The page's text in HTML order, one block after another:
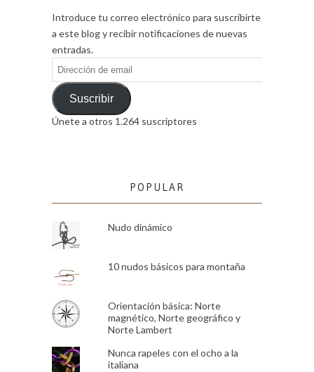
Introduce tu correo electrónico para suscribirte
a este blog y recibir notificaciones de nuevas
entradas.
Dirección
de
emailSuscribir
Únete a otros 1.264 suscriptores
POPULAR
Nudo dinámico
10 nudos básicos para montaña
Orientación básica: Norte
magnético, Norte geográfico y
Norte Lambert
Nunca rapeles con el ocho a la
italiana